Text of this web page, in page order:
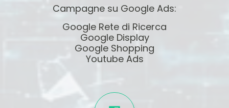
Campagne su Google Ads:
Google Rete di Ricerca
Google Display
Google Shopping
Youtube Ads